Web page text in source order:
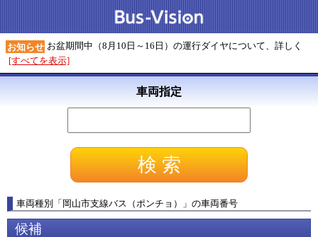
お知らせ お盆期間中（8月10日～16日）の運行ダイヤについて、詳しく
[すべてを表示]
車両指定
車両種別 「岡山市支線バス（ポンチョ） 」 の車両番号
候補